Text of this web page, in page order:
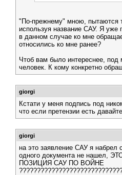
"По-прежнему" мною, пытаются
используя название САУ. Я уже
в данном случае ко мне
относились ко мне ранее?
Чтоб вам было интереснее,
человек. К кому конкретно
giorgi
Кстати у меня подпись под
что если претензии есть
giorgi
на это заявление САУ я набрел
одного документа не нашел,
ПОЗИЦИЯ САУ ПО ВОЙНЕ